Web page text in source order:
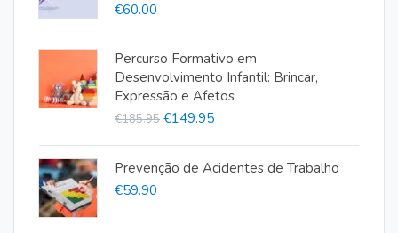
€60.00
Percurso Formativo em
Desenvolvimento Infantil: Brincar,
Expressão e Afetos
€185.95 O
preço
original
€149.95O
preço
atual
Prevenção de Acidentes de Trabalho
€59.90